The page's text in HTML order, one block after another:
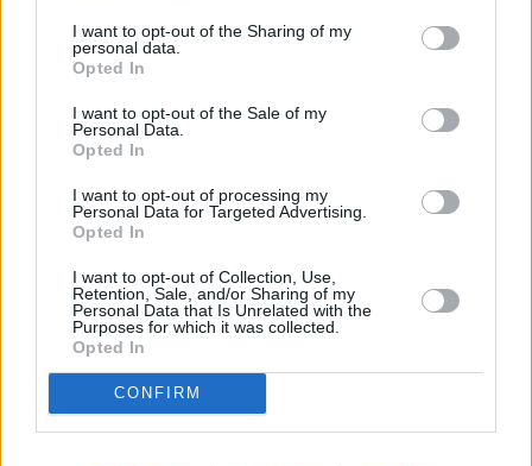
de su consentimiento, pero usted tiene el derecho de
rechazar tal procesamiento. Sus preferencias se aplicarán
cualquier momento entrando de nuevo en este sitio web o
visitando nuestra política de privacidad.
I want to opt-out of the Sharing of my
personal data.
Opted In
I want to opt-out of the Sale of my
Personal Data.
Opted In
I want to opt-out of processing my
Personal Data for Targeted Advertising.
Opted In
I want to opt-out of Collection, Use,
Retention, Sale, and/or Sharing of my
Personal Data that Is Unrelated with the
Purposes for which it was collected.
Opted In
CONFIRM